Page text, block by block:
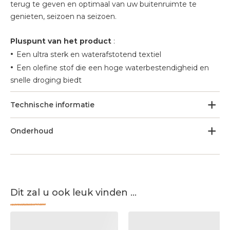
terug te geven en optimaal van uw buitenruimte te
genieten, seizoen na seizoen.
Pluspunt van het product :
• Een ultra sterk en waterafstotend textiel
• Een olefine stof die een hoge waterbestendigheid en
snelle droging biedt
Technische informatie
Onderhoud
Dit zal u ook leuk vinden ...